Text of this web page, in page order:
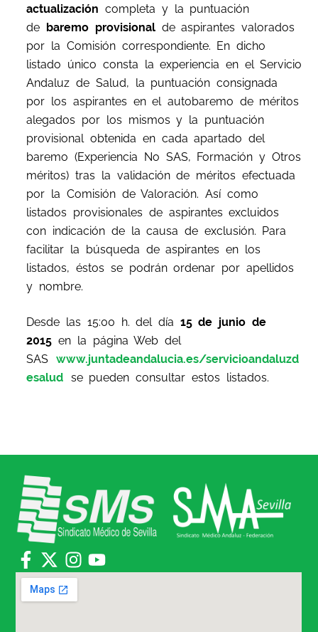
actualizacióncompleta y la puntuación
de baremo provisionalde aspirantes valorados
por la Comisión correspondiente. En dicho
listado único consta la experiencia en el Servicio
Andaluz de Salud, la puntuación consignada
por los aspirantes en el autobaremo de méritos
alegados por los mismos y la puntuación
provisional obtenida en cada apartado del
baremo (Experiencia No SAS, Formación y Otros
méritos) tras la validación de méritos efectuada
por la Comisión de Valoración. Así como
listados provisionales de aspirantes excluidos
con indicación de la causa de exclusión. Para
facilitar la búsqueda de aspirantes en los
listados, éstos se podrán ordenar por apellidos
y nombre.
Desde las 15:00 h. del día 15 de junio de
2015 en la página Web del
SAS www.juntadeandalucia.es/servicioandaluzd
esalud se pueden consultar estos listados.